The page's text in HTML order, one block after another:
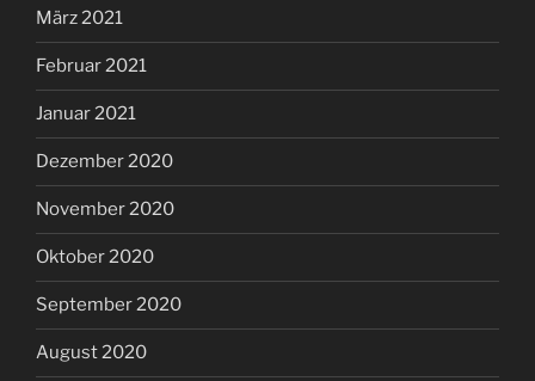
März 2021
Februar 2021
Januar 2021
Dezember 2020
November 2020
Oktober 2020
September 2020
August 2020